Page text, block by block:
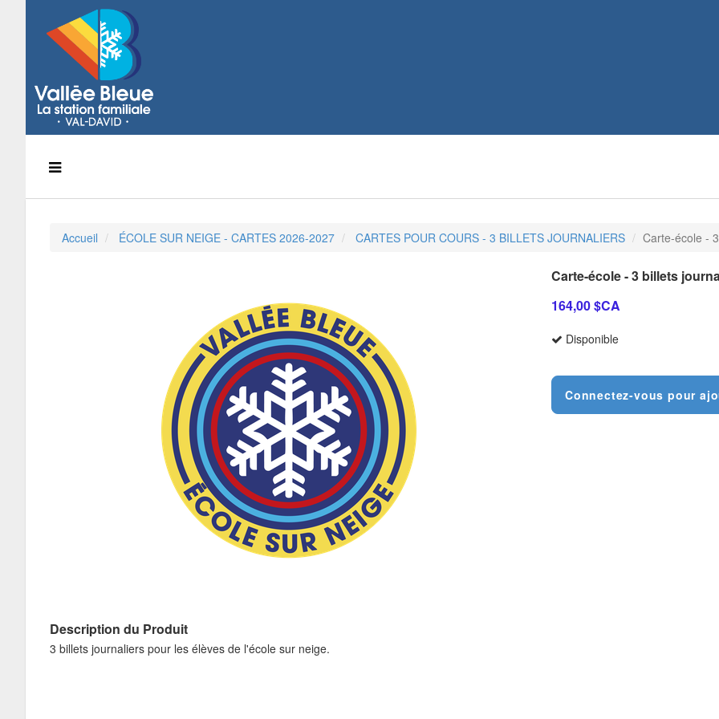
Accueil ÉCOLE SUR NEIGE - CARTES 2026-2027 CARTES POUR COURS - 3 BILLETS JOURNALIERS Carte-école -
Description du Produit
3 billets journaliers pour les élèves de l'école sur neige.
Carte-école - 3 billets
164,00 $CA
Disponible
Connectez-vous pour